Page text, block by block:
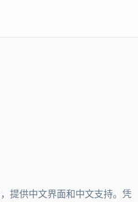
提供中文界面和中文支持。凭